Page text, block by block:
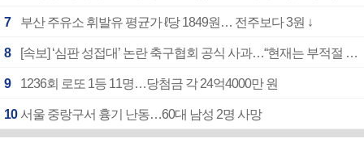
7 부산 주유소 휘발유 평균가 ℓ당 1849원… 전주보다 3원 ↓
8 [속보] ‘심판 성접대’ 논란 축구협회 공식 사과…“현재는 부적절 행위 없어”
9 1236회 로또 1등 11명…당첨금 각 24억4000만 원
10 서울 중랑구서 흉기 난동…60대 남성 2명 사망